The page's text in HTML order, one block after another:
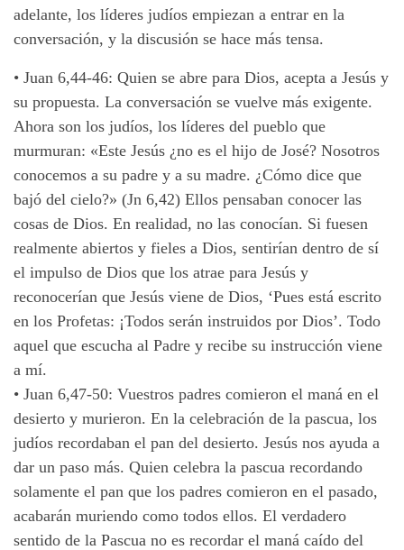
adelante, los líderes judíos empiezan a entrar en la
conversación, y la discusión se hace más tensa.
• Juan 6,44-46: Quien se abre para Dios, acepta a Jesús y
su propuesta. La conversación se vuelve más exigente.
Ahora son los judíos, los líderes del pueblo que
murmuran: «Este Jesús ¿no es el hijo de José? Nosotros
conocemos a su padre y a su madre. ¿Cómo dice que
bajó del cielo?» (Jn 6,42) Ellos pensaban conocer las
cosas de Dios. En realidad, no las conocían. Si fuesen
realmente abiertos y fieles a Dios, sentirían dentro de sí
el impulso de Dios que los atrae para Jesús y
reconocerían que Jesús viene de Dios, ‘Pues está escrito
en los Profetas: ¡Todos serán instruidos por Dios’. Todo
aquel que escucha al Padre y recibe su instrucción viene
a mí.
• Juan 6,47-50: Vuestros padres comieron el maná en el
desierto y murieron. En la celebración de la pascua, los
judíos recordaban el pan del desierto. Jesús nos ayuda a
dar un paso más. Quien celebra la pascua recordando
solamente el pan que los padres comieron en el pasado,
acabarán muriendo como todos ellos. El verdadero
sentido de la Pascua no es recordar el maná caído del